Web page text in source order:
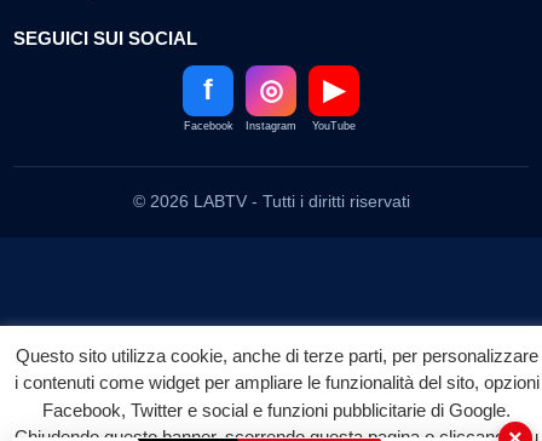
SEGUICI SUI SOCIAL
f
Facebook
◎
Instagram
▶
YouTube
© 2026 LABTV - Tutti i diritti riservati
Questo sito utilizza cookie, anche di terze parti, per personalizzare
i contenuti come widget per ampliare le funzionalità del sito, opzioni
Facebook, Twitter e social e funzioni pubblicitarie di Google.